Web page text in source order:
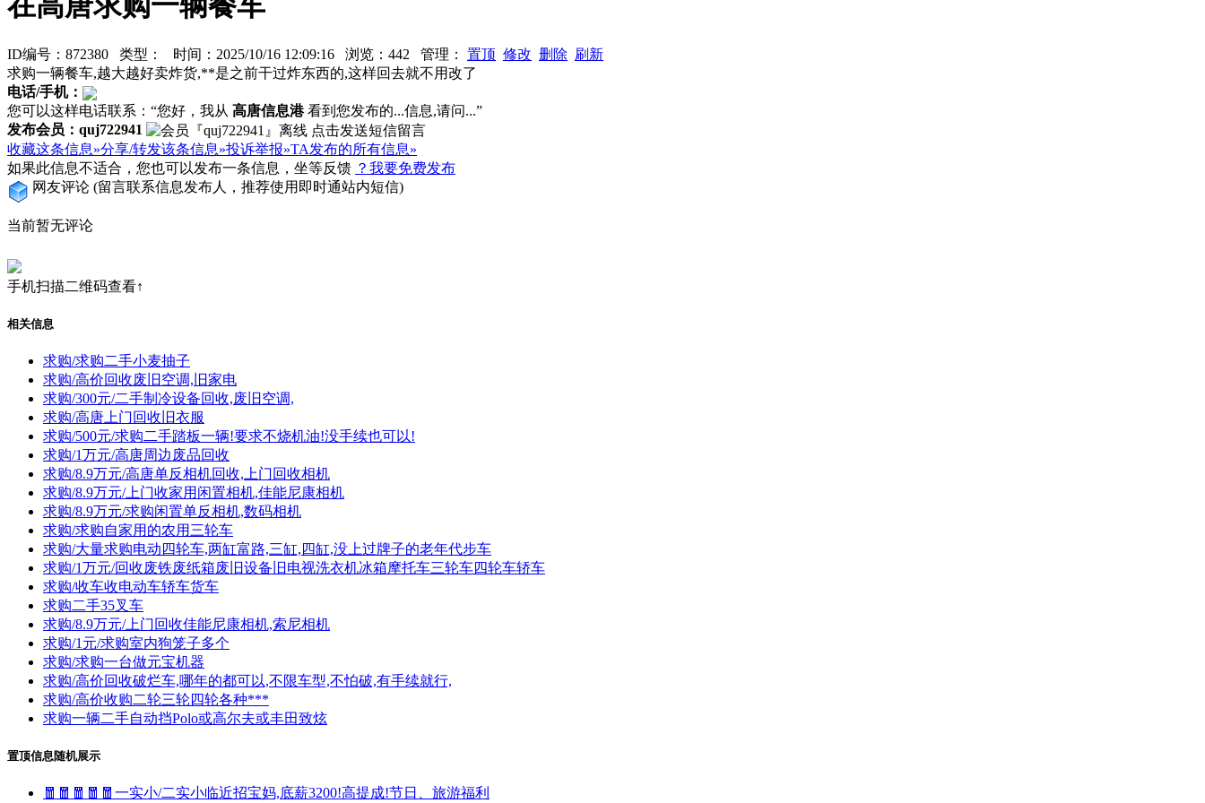
ID编号：872380 类型： 时间：2025/10/16 12:09:16 浏览：442 管理： 置顶 修改 删除 刷新
求购一辆餐车,越大越好卖炸货,**是之前干过炸东西的,这样回去就不用改了
电话/手机：
您可以这样电话联系：“您好，我从 高唐信息港看到您发布的...信息,请问...”
发布会员：quj722941
收藏这条信息»分享/转发该条信息»投诉举报»TA发布的所有信息»
如果此信息不适合，您也可以发布一条信息，坐等反馈 ？我要免费发布
网友评论 (留言联系信息发布人，推荐使用即时通站内短信)
当前暂无评论
手机扫描二维码查看↑
相关信息
求购/求购二手小麦抽子
求购/高价回收废旧空调,旧家电
求购/300元/二手制冷设备回收,废旧空调,
求购/高唐上门回收旧衣服
求购/500元/求购二手踏板一辆!要求不烧机油!没手续也可以!
求购/1万元/高唐周边废品回收
求购/8.9万元/高唐单反相机回收,上门回收相机
求购/8.9万元/上门收家用闲置相机,佳能尼康相机
求购/8.9万元/求购闲置单反相机,数码相机
求购/求购自家用的农用三轮车
求购/大量求购电动四轮车,两缸富路,三缸,四缸,没上过牌子的老年代步车
求购/1万元/回收废铁废纸箱废旧设备旧电视洗衣机冰箱摩托车三轮车四轮车轿车
求购/收车收电动车轿车货车
求购二手35叉车
求购/8.9万元/上门回收佳能尼康相机,索尼相机
求购/1元/求购室内狗笼子多个
求购/求购一台做元宝机器
求购/高价回收破烂车,哪年的都可以,不限车型,不怕破,有手续就行,
求购/高价收购二轮三轮四轮各种***
求购一辆二手自动挡Polo或高尔夫或丰田致炫
置顶信息随机展示
🧧🧧🧧🧧🧧一实小/二实小临近招宝妈,底薪3200!高提成!节日、旅游福利